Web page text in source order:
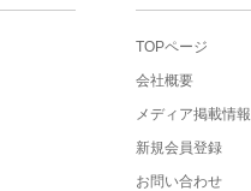
TOPページ
会社概要
メディア掲載情報
新規会員登録
お問い合わせ